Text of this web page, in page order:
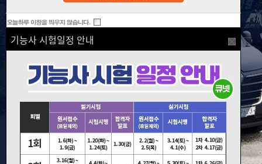
기능사 시험일정 안내